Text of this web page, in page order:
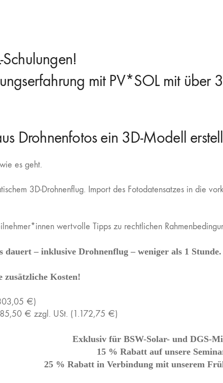
mit PV*SOL mit über
Drohnenfotos ein 3D-Modell
es geht.
3D-Drohnenflug. Import des Fotodatensatzes in die
wertvolle Tipps zu rechtlichen
dauert – inklusive Drohnenflug – weniger als 1 Stunde.
zusätzliche Kosten!
€)
€ zzgl. USt. (1.172,75 €)
Exklusiv für BSW-Solar- und DGS-
15 % Rabatt auf unsere
25 % Rabatt in Verbindung mit unserem